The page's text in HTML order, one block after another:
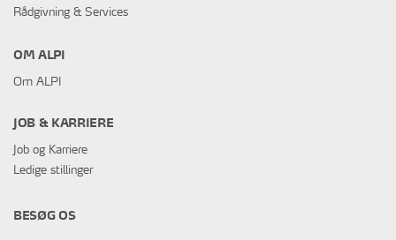
Rådgivning & Services
OM ALPI
Om ALPI
JOB & KARRIERE
Job og Karriere
Ledige stillinger
BESØG OS